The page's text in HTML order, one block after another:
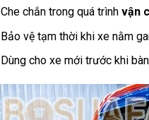
Che chắn trong quá trình vận
Bảo vệ tạm thời khi xe nằm
Dùng cho xe mới trước khi